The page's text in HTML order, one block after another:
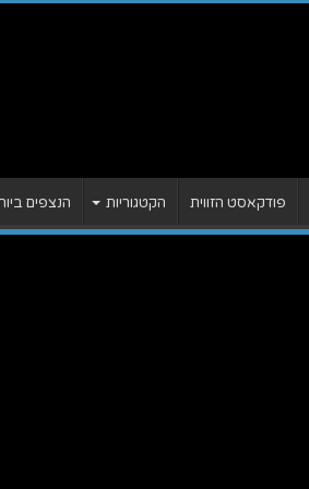
פודקאסט הזווית הקטגוריות הנצפים